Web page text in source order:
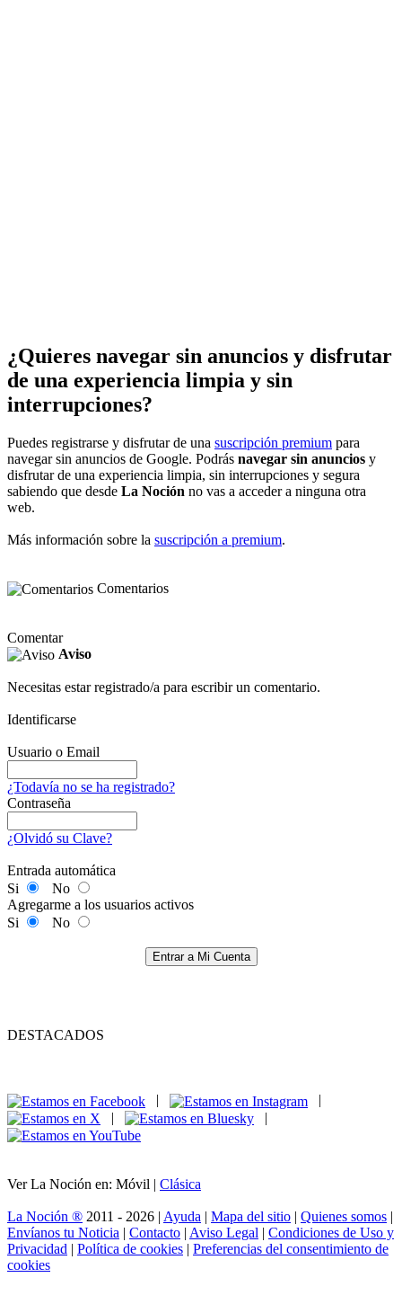
¿Quieres navegar sin anuncios y disfrutar
de una experiencia limpia y sin
interrupciones?
Puedes registrarse y disfrutar de una suscripción premium para
navegar sin anuncios de Google. Podrás navegar sin anuncios y
disfrutar de una experiencia limpia, sin interrupciones y segura
sabiendo que desde La Noción no vas a acceder a ninguna otra
web.
Más información sobre la suscripción a premium.
Comentarios
Comentar
Aviso
Necesitas estar registrado/a para escribir un comentario.
Identificarse
Usuario o Email
¿Todavía no se ha registrado?
Contraseña
¿Olvidó su Clave?
Entrada automática
Si
No
Agregarme a los usuarios activos
Si
No
Entrar a Mi Cuenta
DESTACADOS
|
|
|
|
Ver La Noción en: Móvil | Clásica
La Noción ® 2011 - 2026 | Ayuda | Mapa del sitio | Quienes somos |
Envíanos tu Noticia | Contacto | Aviso Legal | Condiciones de Uso y
Privacidad | Política de cookies | Preferencias del consentimiento de
cookies